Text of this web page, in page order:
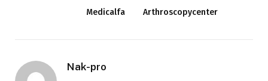
Medicalfa Arthroscopycenter
Nak-pro